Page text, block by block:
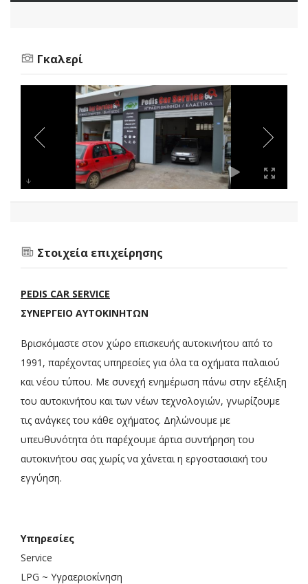
Γκαλερί
Στοιχεία επιχείρησης
PEDIS CAR SERVICE
ΣΥΝΕΡΓΕΙΟ ΑΥΤΟΚΙΝΗΤΩΝ
Βρισκόμαστε στον χώρο επισκευής αυτοκινήτου από το
1991, παρέχοντας υπηρεσίες για όλα τα οχήματα παλαιού
και νέου τύπου. Με συνεχή ενημέρωση πάνω στην εξέλιξη
του αυτοκινήτου και των νέων τεχνολογιών, γνωρίζουμε
τις ανάγκες του κάθε οχήματος. Δηλώνουμε με
υπευθυνότητα ότι παρέχουμε άρτια συντήρηση του
αυτοκινήτου σας χωρίς να χάνεται η εργοστασιακή του
εγγύηση.
Υπηρεσίες
Service
LPG ~ Υγραεριοκίνηση